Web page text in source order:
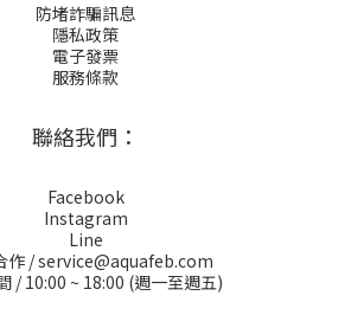
防堵詐騙訊息
隱私政策
電子發票
服務條款
聯絡我們：
Facebook
Instagram
Line
作 / service@aquafeb.com
/ 10:00 ~ 18:00 (週一至週五)